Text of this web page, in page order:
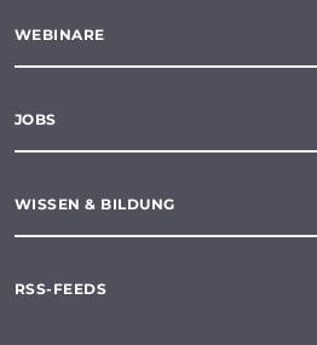
WEBINARE
JOBS
WISSEN & BILDUNG
RSS-FEEDS